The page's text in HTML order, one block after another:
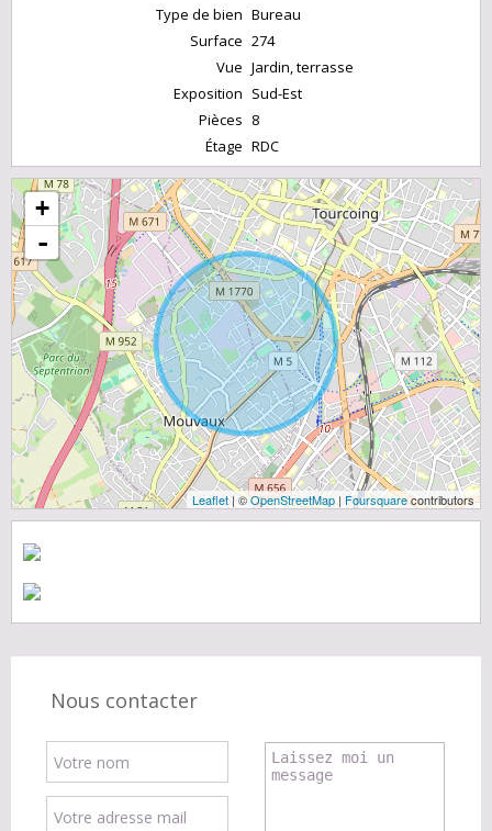
Type de bien Bureau
Surface 274
Vue Jardin, terrasse
Exposition Sud-Est
Pièces 8
Étage RDC
+
-
Leaflet | ©OpenStreetMap | Foursquarecontributors
Nous contacter